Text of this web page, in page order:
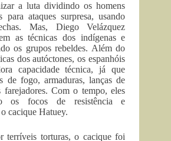
a luta dividindo os homens
para ataques surpresa, usando
Mas, Diego Velázquez
as técnicas dos indígenas e
os grupos rebeldes. Além do
dos autóctones, os espanhóis
capacidade técnica, já que
de fogo, armaduras, lanças de
farejadores. Com o tempo, eles
os focos de resistência e
cacique Hatuey.
terríveis torturas, o cacique foi